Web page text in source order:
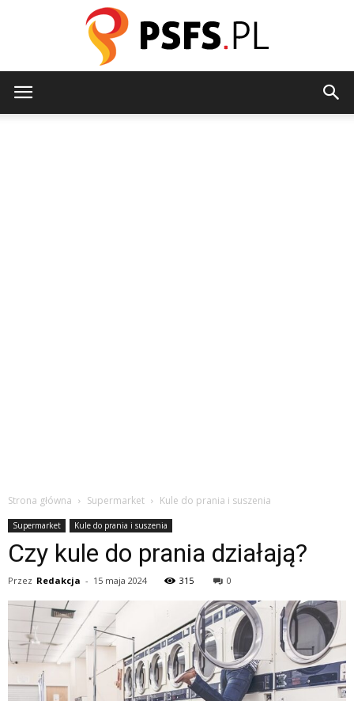
Strona główna Supermarket Kule do prania i suszenia
Supermarket Kule do prania i suszenia
Czy kule do prania działają?
Przez Redakcja - 15 maja 2024 315 0